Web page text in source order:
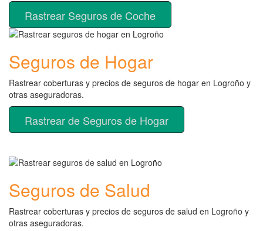
Rastrear Seguros de Coche
Seguros de Hogar
Rastrear coberturas y precios de seguros de hogar en Logroño y
otras aseguradoras.
Rastrear de Seguros de Hogar
Seguros de Salud
Rastrear coberturas y precios de seguros de salud en Logroño y
otras aseguradoras.